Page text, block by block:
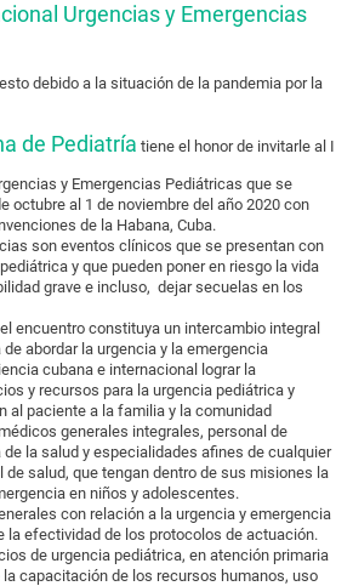
Urgencias y Emergencias
debido a la situación de la pandemia por la
de Pediatría tiene el honor de invitarle al I
y Emergencias Pediátricas que se
octubre al 1 de noviembre del año 2020 con
de la Habana, Cuba.
son eventos clínicos que se presentan con
y que pueden poner en riesgo la vida
grave e incluso, dejar secuelas en los
encuentro constituya un intercambio integral
abordar la urgencia y la emergencia
cubana e internacional lograr la
y recursos para la urgencia pediátrica y
al paciente a la familia y la comunidad
generales integrales, personal de
la salud y especialidades afines de cualquier
de salud, que tengan dentro de sus misiones la
en niños y adolescentes.
con relación a la urgencia y emergencia
la efectividad de los protocolos de actuación.
de urgencia pediátrica, en atención primaria
capacitación de los recursos humanos, uso